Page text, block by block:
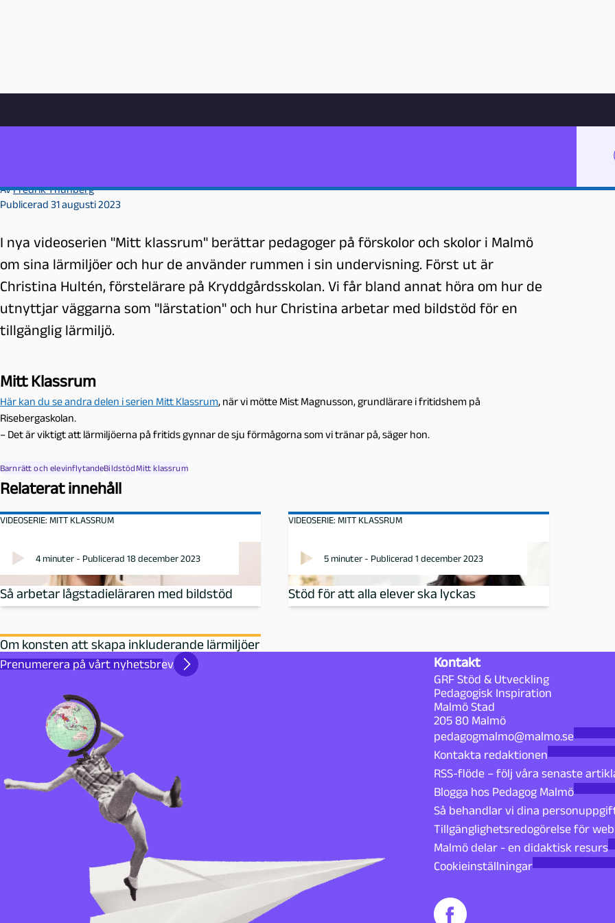
Hoppa till innehåll
o
g
M
l
m
AvFredrik Thunberg
Publicerad 31 augusti 2023
I nya videoserien "Mitt klassrum" berättar pedagoger på förskolor och skolor i Malmö
om sina lärmiljöer och hur de använder rummen i sin undervisning. Först ut är
Christina Hultén, förstelärare på Kryddgårdsskolan. Vi får bland annat höra om hur de
utnyttjar väggarna som "lärstation" och hur Christina arbetar med bildstöd för en
tillgänglig lärmiljö.
Mitt Klassrum
Här kan du se andra delen i serien Mitt Klassrum, när vi mötte Mist Magnusson, grundlärare i fritidshem på
Risebergaskolan.
– Det är viktigt att lärmiljöerna på fritids gynnar de sju förmågorna som vi tränar på, säger hon.
Barnrätt och elevinflytandeBildstödMitt klassrum
Relaterat innehåll
VIDEOSERIE: MITT KLASSRUM
4 minuter - Publicerad 18 december 2023
Så arbetar lågstadieläraren med bildstöd
VIDEOSERIE: MITT KLASSRUM
5 minuter - Publicerad 1 december 2023
Stöd för att alla elever ska lyckas
Om konsten att skapa inkluderande lärmiljöer
Prenumerera på vårt nyhetsbrev Kontakt
GRF Stöd & Utveckling
Pedagogisk Inspiration
Malmö Stad
205 80 Malmö
pedagogmalmo@malmo.se
Kontakta redaktionen
RSS-flöde – följ våra senaste
Blogga hos Pedagog Malmö
Så behandlar vi dina
Tillgänglighetsredogörelse för
Malmö delar - en didaktisk resurs
Cookieinställningar